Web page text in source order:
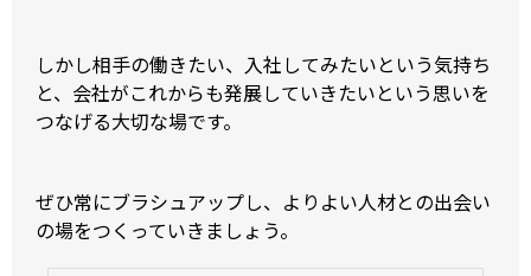
しかし相手の働きたい、入社してみたいという気持ち
と、会社がこれからも発展していきたいという思いを
つなげる大切な場です。
ぜひ常にブラシュアップし、よりよい人材との出会い
の場をつくっていきましょう。